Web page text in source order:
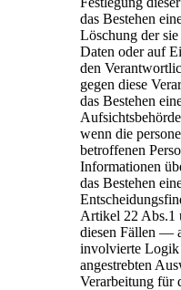
das Bestehen
Löschung der
Daten oder auf
den
gegen diese
das Bestehen
Aufsichtsbehörde
wenn die
betroffenen
Informationen
das Bestehen
Artikel 22
diesen Fällen —
involvierte Logik
angestrebten
Verarbeitung für